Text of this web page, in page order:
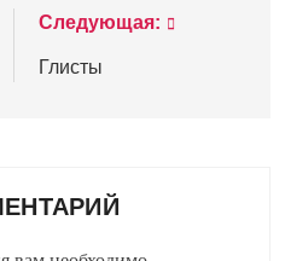
Следующая:
Глисты